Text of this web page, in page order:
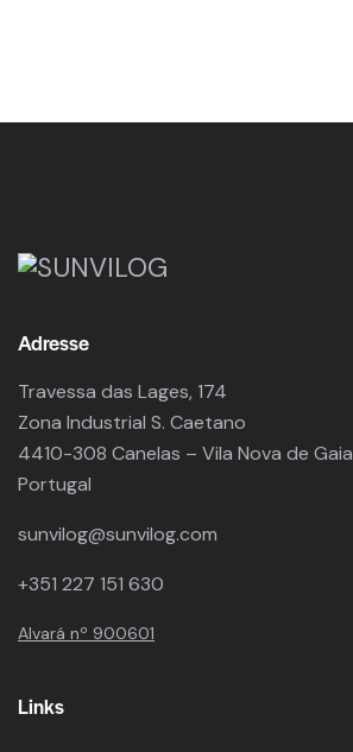
Adresse
Travessa das Lages, 174
Zona Industrial S. Caetano
4410-308 Canelas – Vila Nova de Gaia
Portugal
sunvilog@sunvilog.com
+351 227 151 630
Alvará nº 900601
Links